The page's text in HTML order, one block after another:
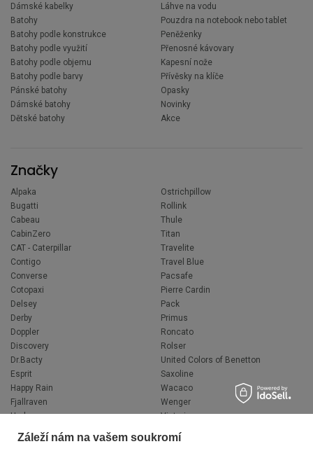
Dámské kabelky
Batohy
Batohy podle konstrukce
Batohy podle využití
Batohy podle objemu
Batohy podle barvy
Pánské batohy
Dámské batohy
Dětské batohy
Láhve na vodu
Pouzdra na notebook nebo tablet
Peněženky
Přenosné kávovary
Kapesní nože
Přívěsky na klíče
Opasky
Novinky
Akce
Značky
Alpaka
Bugatti
Cabeau
CabinZero
CAT - Caterpillar
Contigo
Converse
Cotopaxi
Delsey
Derby
Doppler
Discovery
Dr.Bacty
Esprit
Happy Rain
Fjallraven
Hedgren
Jeep
Ostrichpillow
Rollink
Thule
Titan
Travelite
Travel Blue
Pacsafe
Pierre Cardin
Pack
Primus
Roncato
Rolser
United Colors of Benetton
Saxoline
Wacaco
Wenger
Victorinox
XD Design
Záleží nám na vašem soukromí